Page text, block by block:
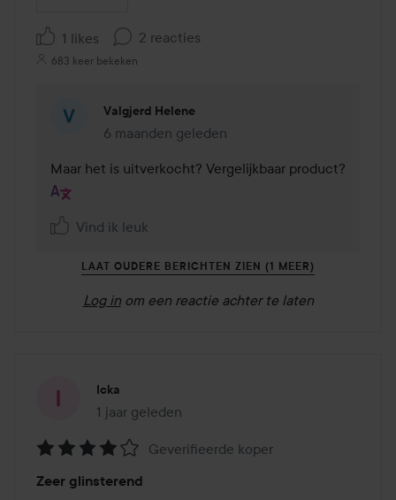
1 likes 2 reacties
683 keer bekeken
Valgjerd Helene
6 maanden geleden
Reactie geladen 6 maanden geleden
Maar het is uitverkocht? Vergelijkbaar product?
Vind ik leuk
LAAT OUDERE BERICHTEN ZIEN (1 MEER)
Log in om een reactie achter te laten
Icka
1 jaar geleden
Het bericht is gemaakt 1 jaar geleden
4
Geverifieerde koper
Zeer glinsterend